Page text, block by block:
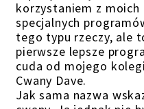
korzystaniem z moich
specjalnych
tego typu rzeczy, ale
pierwsze lepsze
cuda od mojego
Cwany Dave.
Jak sama nazwa